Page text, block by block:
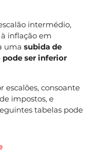
intermédio,
inflação em
uma subida de
pode ser inferior
escalões, consoante
impostos, e
tabelas pode